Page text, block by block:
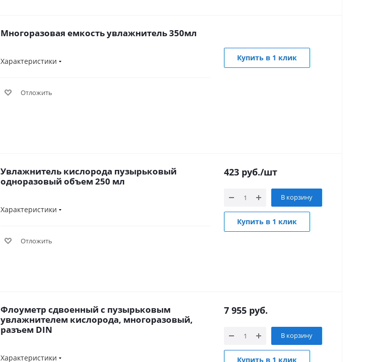
Многоразовая емкость увлажнитель 350мл
Характеристики
Отложить
Купить в 1 клик
Увлажнитель кислорода пузырьковый
одноразовый объем 250 мл
Характеристики
Отложить
423 руб./шт
В корзину
Купить в 1 клик
Флоуметр сдвоенный с пузырьковым
увлажнителем кислорода, многоразовый,
разъем DIN
Характеристики
7 955 руб.
В корзину
Купить в 1 клик